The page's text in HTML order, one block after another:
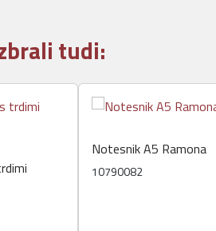
tudi:
Notesnik A5 Ramona
10790082